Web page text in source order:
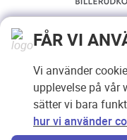
FÅR VI
Vi använder
upplevelse på vår
sätter vi bara
hur vi använder